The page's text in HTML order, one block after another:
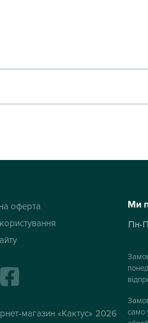
оферта
facebook
магазин «Кактус» 2026
Ми
Пн-
само